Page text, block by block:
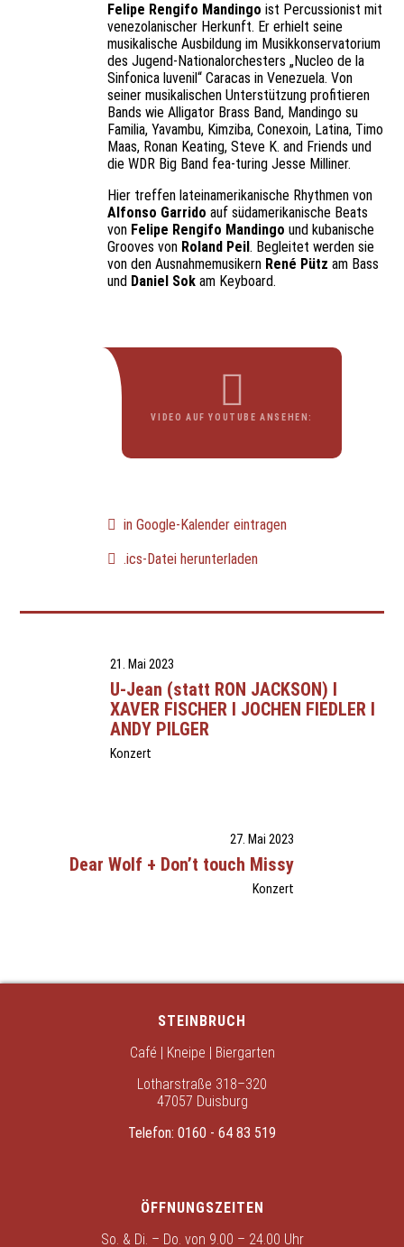
Felipe Rengifo Mandingo ist Percussionist mit
venezolanischer Herkunft. Er erhielt seine
musikalische Ausbildung im Musikkonservatorium
des Jugend-Nationalorchesters „Nucleo de la
Sinfonica luvenil“ Caracas in Venezuela. Von
seiner musikalischen Unterstützung profitieren
Bands wie Alligator Brass Band, Mandingo su
Familia, Yavambu, Kimziba, Conexoin, Latina, Timo
Maas, Ronan Keating, Steve K. and Friends und
die WDR Big Band fea-turing Jesse Milliner.
Hier treffen lateinamerikanische Rhythmen von
Alfonso Garrido auf südamerikanische Beats
von Felipe Rengifo Mandingo und kubanische
Grooves von Roland Peil. Begleitet werden sie
von den Ausnahmemusikern René Pütz am Bass
und Daniel Sok am Keyboard.
VIDEO AUF YOUTUBE ANSEHEN:
in Google-Kalender eintragen
.ics-Datei herunterladen
21. Mai 2023
U-Jean (statt RON JACKSON) I
XAVER FISCHER I JOCHEN FIEDLER I
ANDY PILGER
Konzert
27. Mai 2023
Dear Wolf + Don’t touch Missy
Konzert
STEINBRUCH
Café | Kneipe | Biergarten
Lotharstraße 318–320
47057 Duisburg
Telefon: 0160 - 64 83 519
ÖFFNUNGSZEITEN
So. & Di. – Do. von 9.00 – 24.00 Uhr